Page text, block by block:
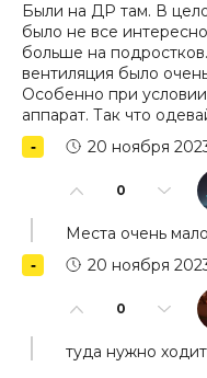
Были на ДР там. В
было не все
больше на
вентиляция было
Особенно при условии
аппарат. Так что
0
20 ноября
Места очень
0
20 ноября
туда нужно